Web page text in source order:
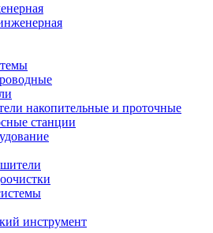
накопительные и проточные
станции
инструмент